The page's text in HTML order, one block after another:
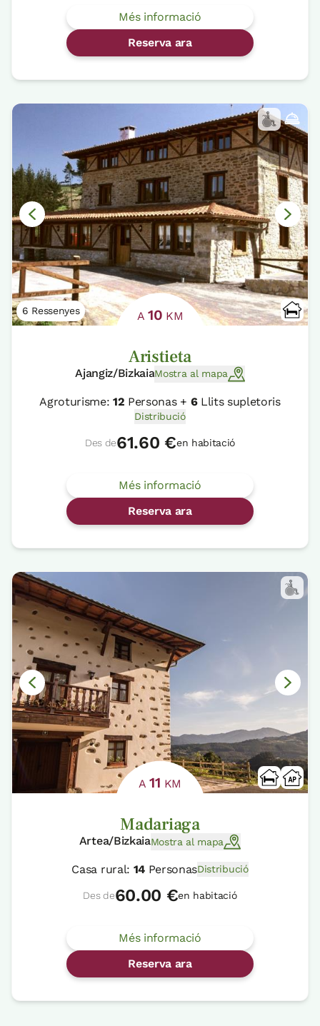
Més informació
Reserva ara
6 Ressenyes A 10 KM
Aristieta
Ajangiz/BizkaiaMostra al mapa
Agroturisme:12 Personas + 6Llits supletoris
Distribució
Des de61.60 €en habitació
Més informació
Reserva ara
A11 KM
Madariaga
Artea/BizkaiaMostra al mapa
Casa rural: 14PersonasDistribució
Des de60.00 €en habitació
Més informació
Reserva ara